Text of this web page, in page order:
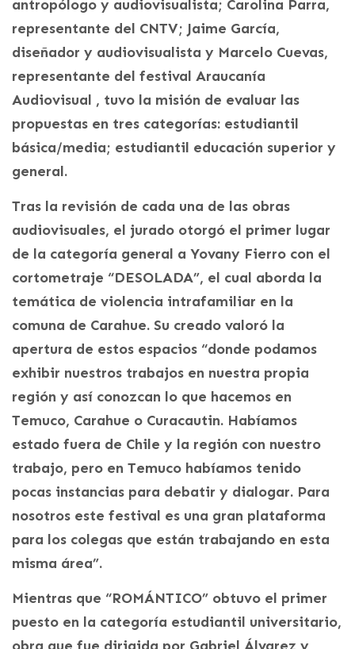
antropólogo y audiovisualista; Carolina Parra,
representante del CNTV; Jaime García,
diseñador y audiovisualista y Marcelo Cuevas,
representante del festival Araucanía
Audiovisual , tuvo la misión de evaluar las
propuestas en tres categorías: estudiantil
básica/media; estudiantil educación superior y
general.
Tras la revisión de cada una de las obras
audiovisuales, el jurado otorgó el primer lugar
de la categoría general a Yovany Fierro con el
cortometraje “DESOLADA”, el cual aborda la
temática de violencia intrafamiliar en la
comuna de Carahue. Su creado valoró la
apertura de estos espacios “donde podamos
exhibir nuestros trabajos en nuestra propia
región y así conozcan lo que hacemos en
Temuco, Carahue o Curacautin. Habíamos
estado fuera de Chile y la región con nuestro
trabajo, pero en Temuco habíamos tenido
pocas instancias para debatir y dialogar. Para
nosotros este festival es una gran plataforma
para los colegas que están trabajando en esta
misma área”.
Mientras que “ROMÁNTICO” obtuvo el primer
puesto en la categoría estudiantil universitario,